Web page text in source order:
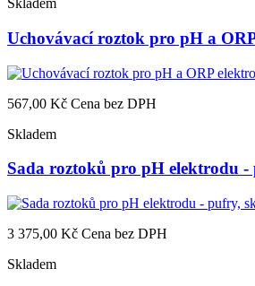
Skladem
Uchovávací roztok pro pH a
567,00 Kč Cena bez DPH
Skladem
Sada roztoků pro pH elektrodu
3 375,00 Kč Cena bez DPH
Skladem